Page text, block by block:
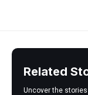
Related
Uncover the